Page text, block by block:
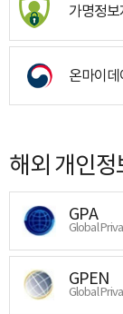
가명정
온마이
해외 개인
GPA
Global
GPEN
Global